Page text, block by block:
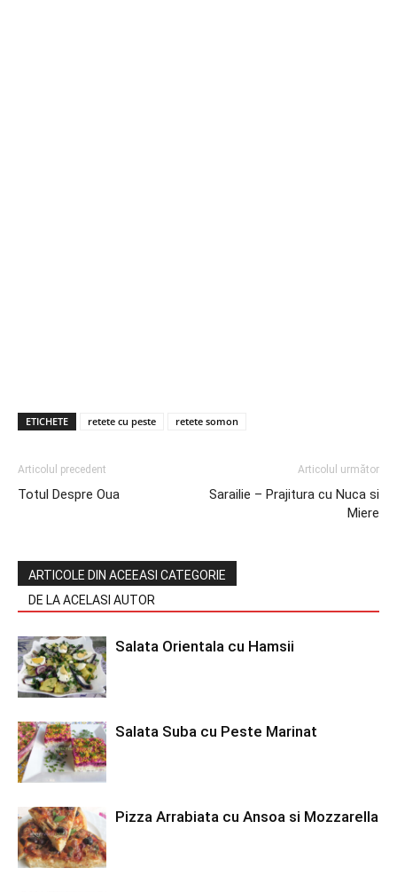
ETICHETE retete cu peste retete somon
Articolul precedent
Totul Despre Oua
Articolul următor
Sarailie – Prajitura cu Nuca si
Miere
ARTICOLE DIN ACEEASI CATEGORIE
DE LA ACELASI AUTOR
Salata Orientala cu Hamsii
Salata Suba cu Peste Marinat
Pizza Arrabiata cu Ansoa si Mozzarella